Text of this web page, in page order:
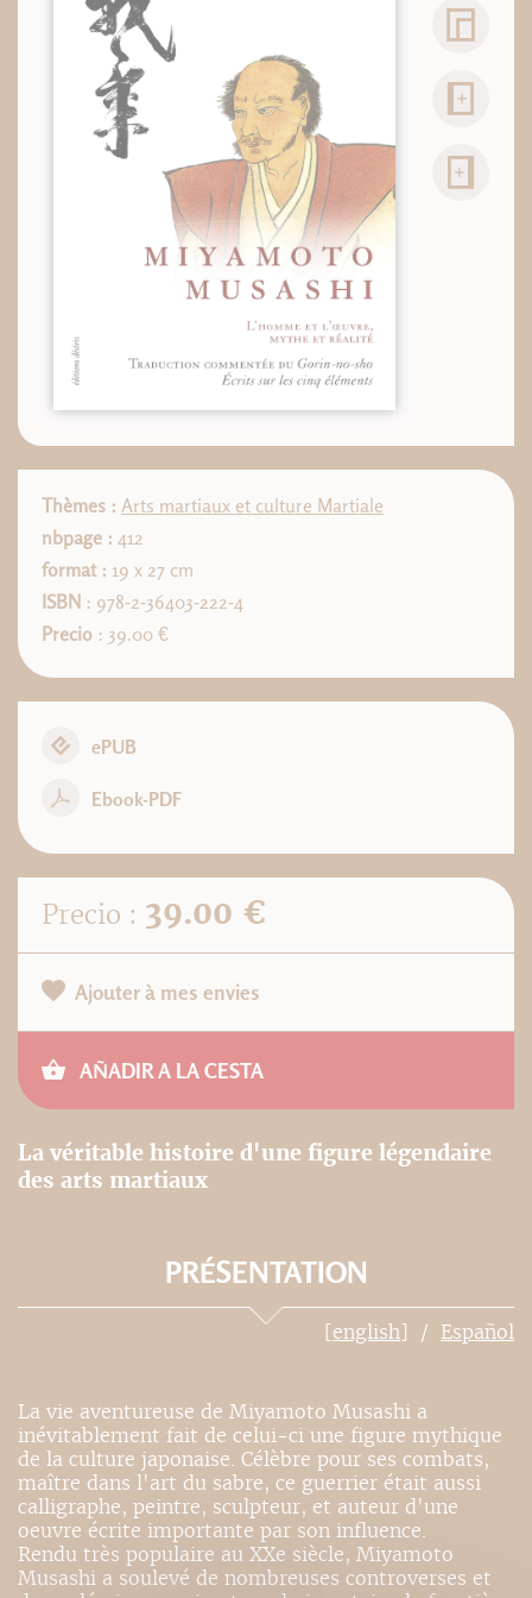
Thèmes : Arts martiaux et culture Martiale
nbpage : 412
format : 19 x 27 cm
ISBN : 978-2-36403-222-4
Precio : 39.00 €
ePUB
Ebook-PDF
Precio : 39.00 €
Ajouter à mes envies
AÑADIR A LA CESTA
La véritable histoire d'une figure légendaire
des arts martiaux
PRÉSENTATION
[english] Español
La vie aventureuse de Miyamoto Musashi a
inévitablement fait de celui-ci une figure mythique
de la culture japonaise. Célèbre pour ses combats,
maître dans l'art du sabre, ce guerrier était aussi
calligraphe, peintre, sculpteur, et auteur d'une
oeuvre écrite importante par son influence.
Rendu très populaire au XXe siècle, Miyamoto
Musashi a soulevé de nombreuses controverses et